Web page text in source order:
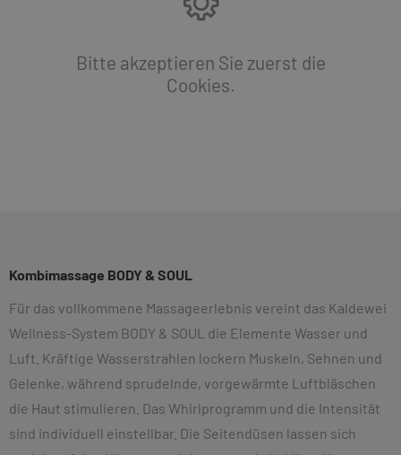
Bitte akzeptieren Sie zuerst die
Cookies.
Kombimassage BODY & SOUL
Für das vollkommene Massageerlebnis vereint das Kaldewei
Wellness-System BODY & SOUL die Elemente Wasser und
Luft. Kräftige Wasserstrahlen lockern Muskeln, Sehnen und
Gelenke, während sprudelnde, vorgewärmte Luftbläschen
die Haut stimulieren. Das Whirlprogramm und die Intensität
sind individuell einstellbar. Die Seitendüsen lassen sich